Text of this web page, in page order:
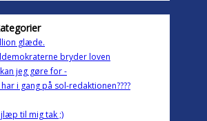
glæde.
bryder loven
jeg gøre for -
i gang på sol-redaktionen????
til mig tak ;)